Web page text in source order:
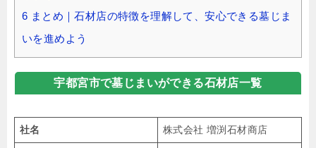
6 まとめ｜石材店の特徴を理解して、安心できる墓じま
いを進めよう
宇都宮市で墓じまいができる石材店一覧
社名 株式会社 増渕石材商店